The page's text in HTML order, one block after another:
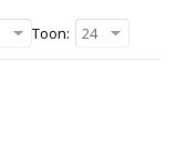
Toon: 24